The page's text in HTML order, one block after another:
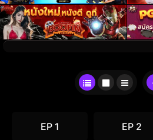
EP 1 EP 2